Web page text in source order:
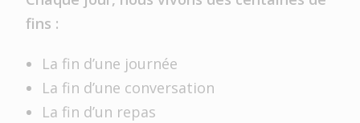
fins :
La fin d’une journée
La fin d’une conversation
La fin d’un repas